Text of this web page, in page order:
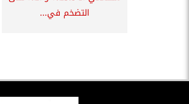
التضخم في...